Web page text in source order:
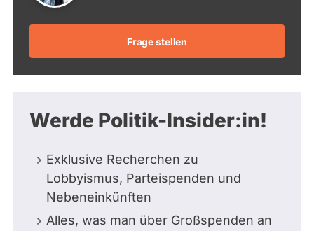
Frage stellen
Werde Politik-Insider:in!
Exklusive Recherchen zu
Lobbyismus, Parteispenden und
Nebeneinkünften
Alles, was man über Großspenden an